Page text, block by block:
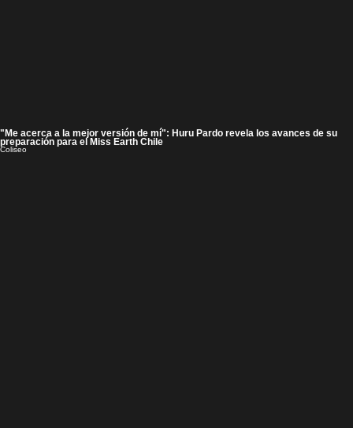
"Me acerca a la mejor versión de mí": Huru Pardo revela los avances de su
preparación para el Miss Earth Chile
Coliseo